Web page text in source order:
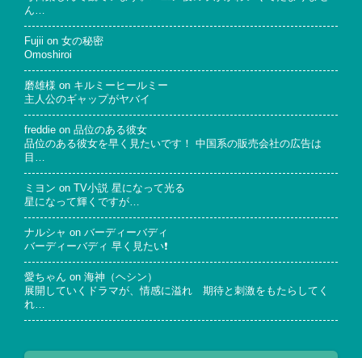
ん…
Fujii on 女の秘密
Omoshiroi
磨雄様 on キルミーヒールミー
主人公のギャップがヤバイ
freddie on 品位のある彼女
品位のある彼女を早く見たいです！ 中国系の販売会社の広告は
目…
ミヨン on
TV小説 星になって光る
星になって輝くですが…
ナルシャ on バーディーバディ
バーディーバディ 早く見たい❗
愛ちゃん on 海神（ヘシン）
展開していくドラマが、情感に溢れ 期待と刺激をもたらしてく
れ…